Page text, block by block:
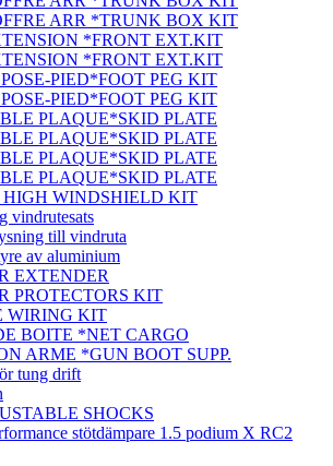
ARR *TRUNK BOX KIT
*FRONT EXT.KIT
*FRONT EXT.KIT
PIED*FOOT PEG KIT
PIED*FOOT PEG KIT
PLAQUE*SKID PLATE
PLAQUE*SKID PLATE
PLAQUE*SKID PLATE
PLAQUE*SKID PLATE
WINDSHIELD KIT
vindrutesats
till vindruta
av aluminium
EXTENDER
PROTECTORS KIT
WIRING KIT
BOITE *NET CARGO
ARME *GUN BOOT SUPP.
tung drift
SHOCKS
stötdämpare 1.5 podium X RC2